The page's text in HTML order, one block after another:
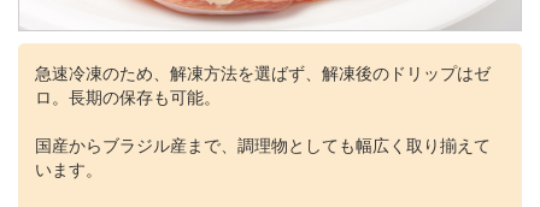
急速冷凍のため、解凍方法を選ばず、解凍後のドリップはゼ
ロ。長期の保存も可能。
国産からブラジル産まで、調理物としても幅広く取り揃えて
います。